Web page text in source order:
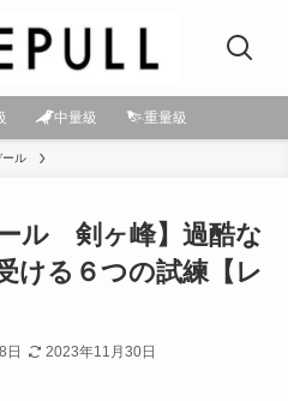
中量級 重量級
ール
ール 剣ヶ峰】過酷な
ける６つの試練【レ
日 2023年11月30日